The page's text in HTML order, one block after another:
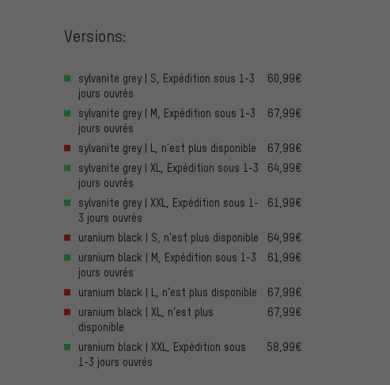
Versions:
sylvanite grey | S, Expédition sous 1-3
jours ouvrés
60,99€
sylvanite grey | M, Expédition sous 1-3
jours ouvrés
67,99€
sylvanite grey | L, n’est plus disponible
67,99€
sylvanite grey | XL, Expédition sous 1-3
jours ouvrés
64,99€
sylvanite grey | XXL, Expédition sous 1-
3 jours ouvrés
61,99€
uranium black | S, n’est plus disponible
64,99€
uranium black | M, Expédition sous 1-3
jours ouvrés
61,99€
uranium black | L, n’est plus disponible
67,99€
uranium black | XL, n’est plus
disponible
67,99€
uranium black | XXL, Expédition sous
1-3 jours ouvrés
58,99€